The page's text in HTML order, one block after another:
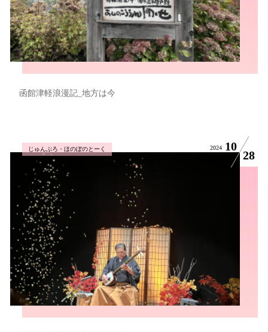
函館津軽浪漫記_地方は今
じゅんぶろ・ほのぼのとーく 2024 10
28